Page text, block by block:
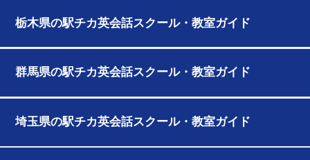
栃木県の駅チカ英会話スクール・教室ガイド
群馬県の駅チカ英会話スクール・教室ガイド
埼玉県の駅チカ英会話スクール・教室ガイド